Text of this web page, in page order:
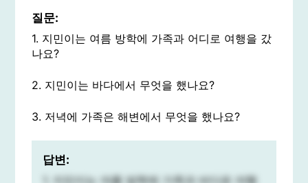
질문:
1. 지민이는 여름 방학에 가족과 어디로 여행을 갔
나요?
2. 지민이는 바다에서 무엇을 했나요?
3. 저녁에 가족은 해변에서 무엇을 했나요?
답변:
1. 지민이는 여름 방학에 가족과 바다로 여행